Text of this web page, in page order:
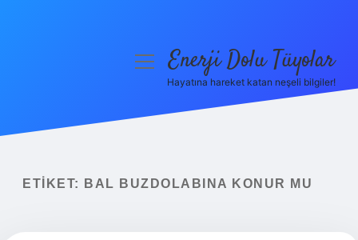
Yasal Uyarı
menüyüEnerji Dolu Tüyolar
Hayatına hareket katan neşeli bilgiler!
ETIKET: BAL BUZDOLABINA KONUR MU